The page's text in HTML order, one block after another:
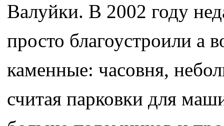
Валуйки. В 2002 году
просто благоустроили а
каменные: часовня,
считая парковки для